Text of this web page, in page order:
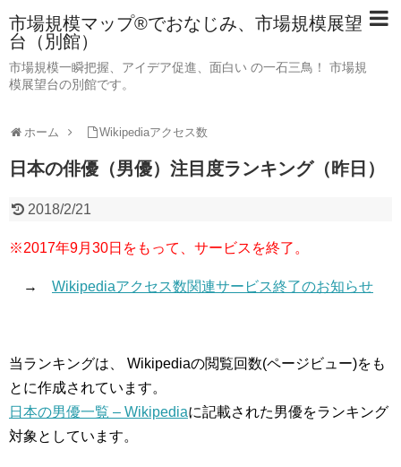
市場規模マップ®でおなじみ、市場規模展望
台（別館）
市場規模一瞬把握、アイデア促進、面白い の一石三鳥！ 市場規
模展望台の別館です。
ホーム Wikipediaアクセス数
日本の俳優（男優）注目度ランキング（昨日）
2018/2/21
※2017年9月30日をもって、サービスを終了。
→ Wikipediaアクセス数関連サービス終了のお知らせ
当ランキングは、 Wikipediaの閲覧回数(ページビュー)をも
とに作成されています。
日本の男優一覧 – Wikipediaに記載された男優をランキング
対象としています。